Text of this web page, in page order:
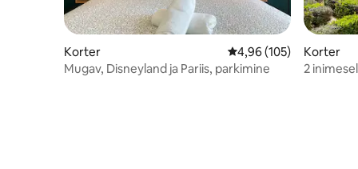
Korter Keskmine hinnang
4,96 (105)
Mugav, Disneyland ja Pariis, parkimine
Korter
2